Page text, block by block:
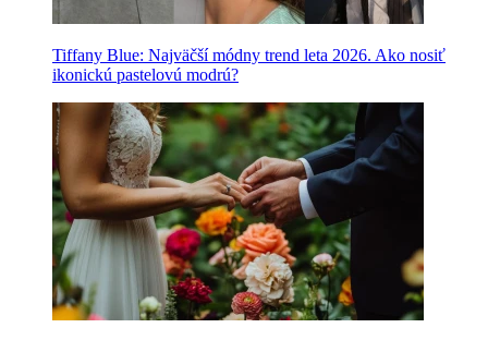
Tiffany Blue: Najväčší módny trend leta 2026. Ako nosiť
ikonickú pastelovú modrú?